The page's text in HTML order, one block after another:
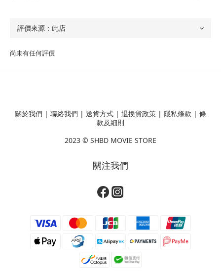
尚未有任何評價
關於我們 | 聯絡我們 | 送貨方式 | 退換貨政策 | 隱私條款 | 條
款及細則
2023 © SHBD MOVIE STORE
關注我們